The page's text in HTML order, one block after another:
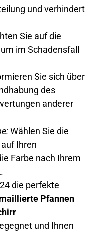
und verhindert
Sie auf die
im Schadensfall
Sie sich über
des
anderer
Wählen Sie die
Ihren
Farbe nach Ihrem
die perfekte
Pfannen
und Ihnen